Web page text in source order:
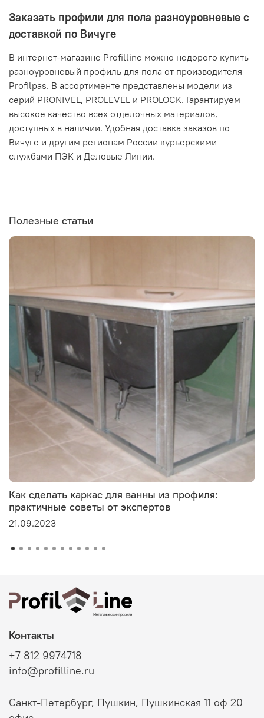
Заказать профили для пола разноуровневые с
доставкой по Вичуге
В интернет-магазине Profilline можно недорого купить
разноуровневый профиль для пола от производителя
Profilpas. В ассортименте представлены модели из
серий PRONIVEL, PROLEVEL и PROLOCK. Гарантируем
высокое качество всех отделочных материалов,
доступных в наличии. Удобная доставка заказов по
Вичуге и другим регионам России курьерскими
службами ПЭК и Деловые Линии.
Полезные статьи
Как сделать каркас для ванны из профиля:
практичные советы от экспертов
21.09.2023
Контакты
+7 812 9974718
info@profilline.ru
Санкт-Петербург, Пушкин, Пушкинская 11 оф 20